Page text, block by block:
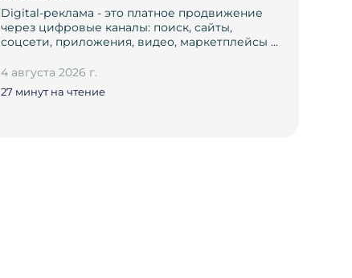
Digital-реклама - это платное продвижение
через цифровые каналы: поиск, сайты,
соцсети, приложения, видео, маркетплейсы …
4 августа 2026 г.
27 минут на чтение